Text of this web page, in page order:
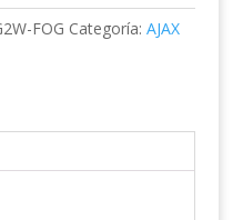
FOG Categoría: AJAX